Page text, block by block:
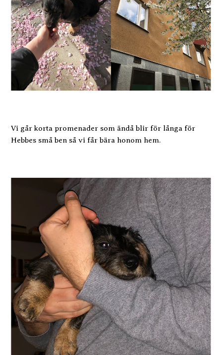
Vi går korta promenader som ändå blir för långa för
Hebbes små ben så vi får bära honom hem.